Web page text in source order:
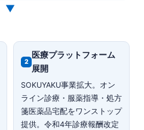
▼
2
医療プラットフォーム
展開
SOKUYAKU事業拡大。オン
ライン診療・服薬指導・処方
箋医薬品宅配をワンストップ
提供。令和4年診療報酬改定